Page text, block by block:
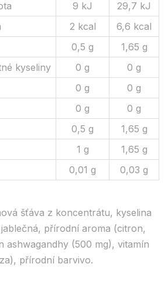
9 kJ
29,7 kJ
2 kcal
6,6 kcal
0,5 g
1,65 g
kyseliny
0 g
0 g
0 g
0 g
0 g
0 g
0,5 g
1,65 g
1 g
1,65 g
0,01 g 0,03 g
šťáva z koncentrátu, kyselina
přírodní aroma (citron,
ashwagandhy (500 mg), vitamín
přírodní barvivo.